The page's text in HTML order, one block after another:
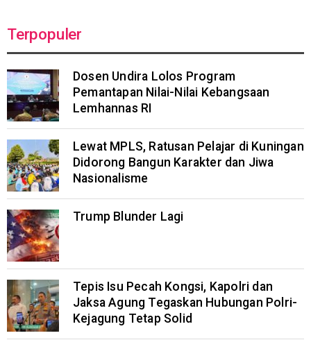
Terpopuler
Dosen Undira Lolos Program
Pemantapan Nilai-Nilai Kebangsaan
Lemhannas RI
Lewat MPLS, Ratusan Pelajar di Kuningan
Didorong Bangun Karakter dan Jiwa
Nasionalisme
Trump Blunder Lagi
Tepis Isu Pecah Kongsi, Kapolri dan
Jaksa Agung Tegaskan Hubungan Polri-
Kejagung Tetap Solid